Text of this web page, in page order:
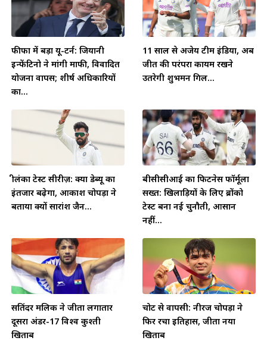
फीफा में बड़ा यू-टर्न: जियानी
इन्फेंटिनो ने मांगी माफी, विवादित
योजना वापस; शीर्ष अधिकारियों
का...
11 साल से अजेय टीम इंडिया, अब
जीत की परंपरा कायम रखने
उतरेगी शुभमन गिल...
श्रीलंका टेस्ट सीरीज़: क्या डेब्यू का
इंतजार बढ़ेगा, आकाश चोपड़ा ने
बताया क्यों सारांश जैन...
बीसीसीआई का फिटनेस फॉर्मूला
सख्त: खिलाड़ियों के लिए ब्रोंको
टेस्ट बना नई चुनौती, आसान
नहीं...
सतिंदर मलिक ने जीता लगातार
दूसरा अंडर-17 विश्व कुश्ती
खिताब
चोट से वापसी: नीरज चोपड़ा ने
फिर रचा इतिहास, जीता नया
खिताब